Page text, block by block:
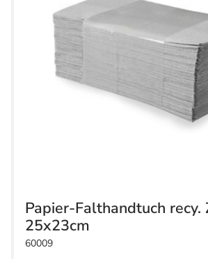
Papier-Falthandtuch
25x23cm
60009